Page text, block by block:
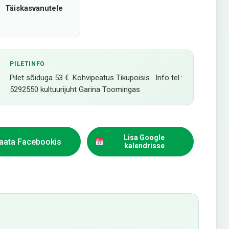
Täiskasvanutele
PILETINFO
Pilet sõiduga 53 €. Kohvipeatus Tikupoisis. Info tel.:
5292550 kultuurijuht Garina Toomingas
Facebookis
Lisa Google
kalendrisse